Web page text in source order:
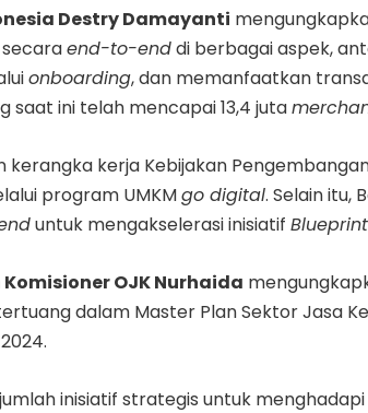
Destry Damayanti
end-to-enddi berbagai aspek,
onboarding, dan memanfaatkan
saat ini telah mencapai 13,4 juta
kerangka kerja Kebijakan
program UMKMgo digital. Selain itu,
untuk mengakselerasi inisiatif Blueprint
OJK Nurhaida
dalam Master Plan Sektor Jasa
inisiatif strategis untuk